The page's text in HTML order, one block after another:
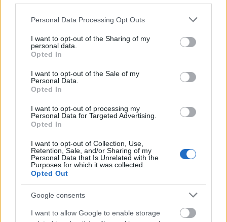
Please note that this website/app uses one or more Google
not limited to your visit or usage behaviour. You may click to
grant or deny consent to Google and its third-party tags to
use your data for below specified purposes in below Google
consent section.
Personal Data Processing Opt Outs
I want to opt-out of the Sharing of my
personal data.
Opted In
I want to opt-out of the Sale of my
Personal Data.
Opted In
I want to opt-out of processing my
Personal Data for Targeted Advertising.
Opted In
I want to opt-out of Collection, Use,
Retention, Sale, and/or Sharing of my
Personal Data that Is Unrelated with the
Purposes for which it was collected.
Opted Out
Google consents
I want to allow Google to enable storage
ΑΣΕΠ: Εξ αποστάσεως η πιο Εύκολη
Πιστοποίηση Υπολογιστών σε 2
μέρες
ειδήσεις.
Βάλε το proson.gr στα αποτελέσματα
αναζήτησης της Google